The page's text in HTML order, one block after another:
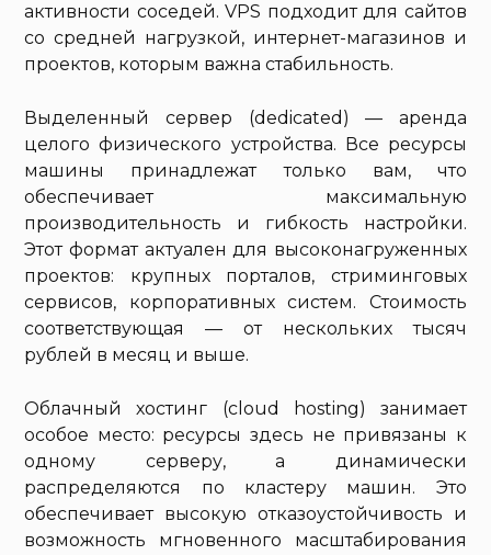
активности соседей. VPS подходит для сайтов
со средней нагрузкой, интернет-магазинов и
проектов, которым важна стабильность.
Выделенный сервер (dedicated) — аренда
целого физического устройства. Все ресурсы
машины принадлежат только вам, что
обеспечивает максимальную
производительность и гибкость настройки.
Этот формат актуален для высоконагруженных
проектов: крупных порталов, стриминговых
сервисов, корпоративных систем. Стоимость
соответствующая — от нескольких тысяч
рублей в месяц и выше.
Облачный хостинг (cloud hosting) занимает
особое место: ресурсы здесь не привязаны к
одному серверу, а динамически
распределяются по кластеру машин. Это
обеспечивает высокую отказоустойчивость и
возможность мгновенного масштабирования